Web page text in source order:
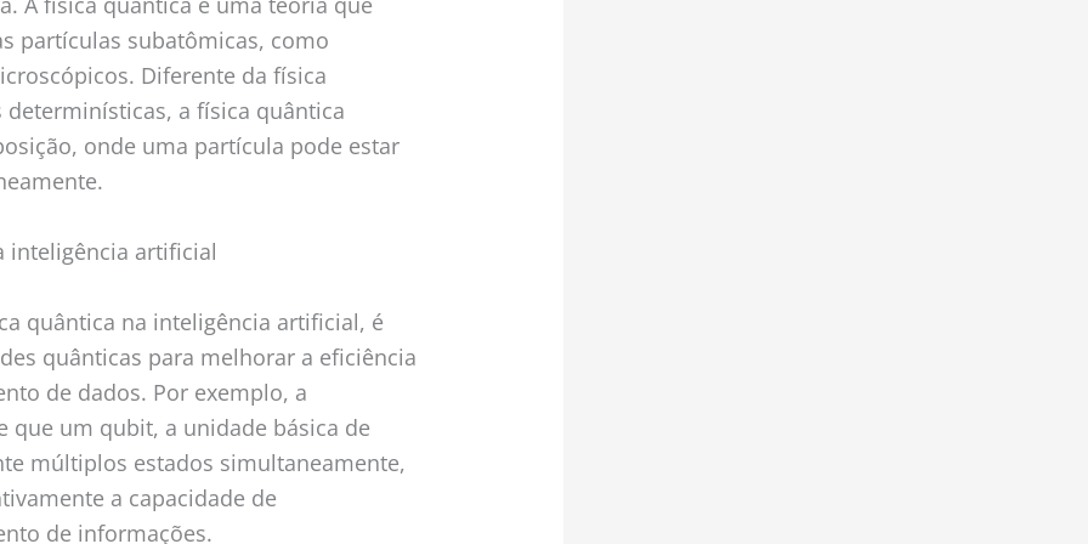
partículas subatômicas, como
Diferente da física
a física quântica
onde uma partícula pode estar
inteligência artificial
quântica na inteligência artificial, é
quânticas para melhorar a eficiência
de dados. Por exemplo, a
que um qubit, a unidade básica de
múltiplos estados simultaneamente,
a capacidade de
de informações.